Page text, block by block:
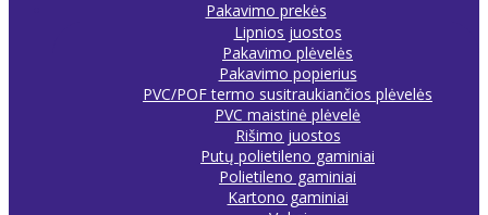
Pakavimo prekės
Lipnios juostos
Pakavimo plėvelės
Pakavimo popierius
PVC/POF termo susitraukiančios plėvelės
PVC maistinė plėvelė
Rišimo juostos
Putų polietileno gaminiai
Polietileno gaminiai
Kartono gaminiai